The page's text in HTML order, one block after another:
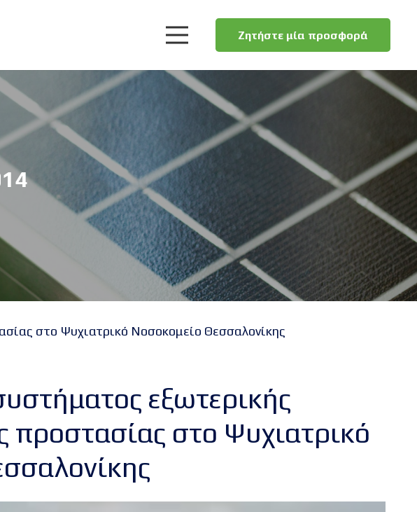
Ζητήστε μία προσφορά
στο Ψυχιατρικό Νοσοκομείο Θεσσαλονίκης
εξωτερικής
προστασίας στο Ψυχιατρικό